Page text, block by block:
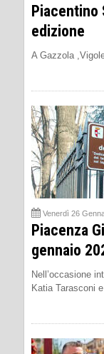
Piacentino
edizione
A Gazzola
Venerdì 26
Piacenza
gennaio
Nell’occasione
Katia Tarasconi